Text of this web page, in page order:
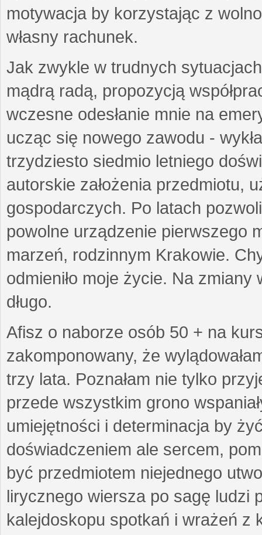
motywacja by korzystając z
własny rachunek.
Jak zwykle w trudnych
mądrą radą, propozycją
wczesne odesłanie mnie na
ucząc się nowego zawodu -
trzydziesto siedmio letniego
autorskie założenia przedmiotu,
gospodarczych. Po latach
powolne urządzenie pierwszego
marzeń, rodzinnym Krakowie.
odmieniło moje życie. Na
długo.
Afisz o naborze osób 50 + na
zakomponowany, że
trzy lata. Poznałam nie tylko
przede wszystkim grono
umiejętności i determinacja by
doświadczeniem ale sercem,
być przedmiotem niejednego
lirycznego wiersza po sagę ludzi
kalejdoskopu spotkań i wrażeń z